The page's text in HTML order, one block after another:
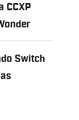
CCXP
Switch